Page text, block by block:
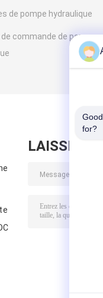
de pompe hydraulique
de commande de pompe
LAISSEZ
for?